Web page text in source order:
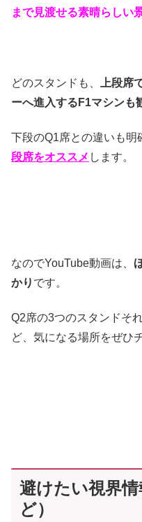
まで見渡せる素晴らしい
どのスタンドも、
上段席
ーへ進入するF1マシンも
下段のQ1席との違いも明
段席をオススメ します。
なのでYouTube動画は、
かり です。
Q2席の3つのスタンドそ
ど、気になる場所をぜひ
避けたい視界
ど）